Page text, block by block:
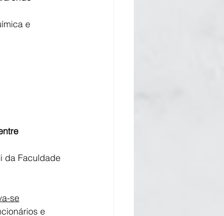
e
da Faculdade
se
e